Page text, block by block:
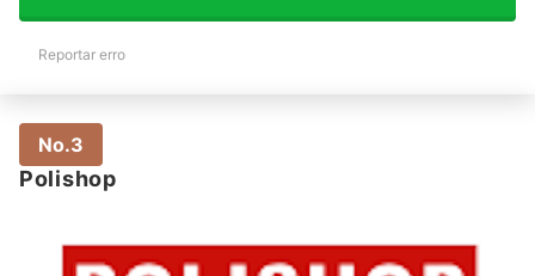
Reportar erro
No.3
Polishop